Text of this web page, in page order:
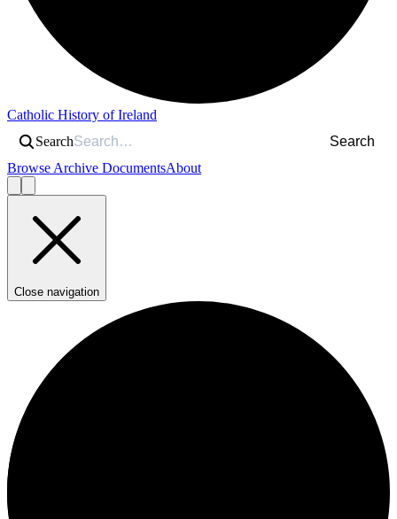
Catholic History of Ireland
Search
Search
Browse Archive DocumentsAbout
Close navigation